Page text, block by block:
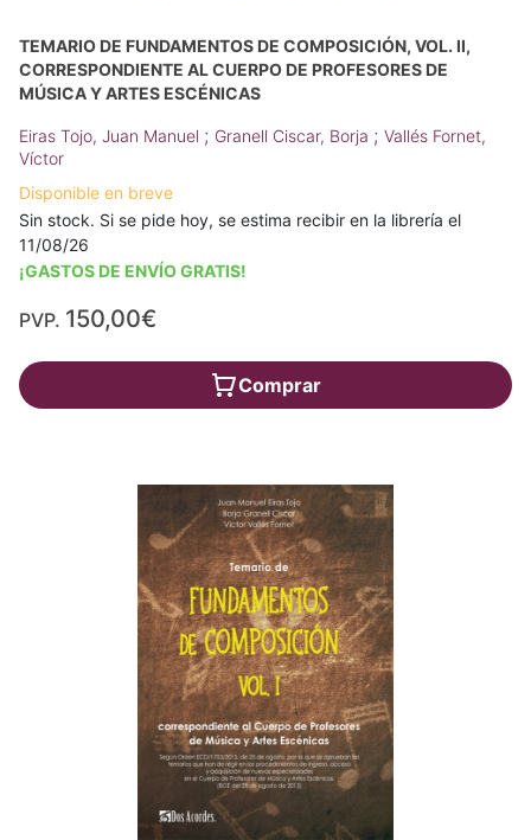
TEMARIO DE FUNDAMENTOS DE COMPOSICIÓN, VOL. II,
CORRESPONDIENTE AL CUERPO DE PROFESORES DE
MÚSICA Y ARTES ESCÉNICAS
Eiras Tojo, Juan Manuel ; Granell Ciscar, Borja ; Vallés Fornet,
Víctor
Disponible en breve
Sin stock. Si se pide hoy, se estima recibir en la librería el
11/08/26
¡GASTOS DE ENVÍO GRATIS!
PVP. 150,00€
Comprar